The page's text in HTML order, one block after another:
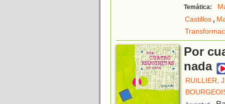
Temática:
Castillos,
Por
nada
RUILLIER,